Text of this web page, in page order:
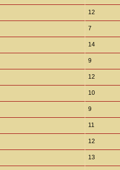
12
7
14
9
12
10
9
11
12
13